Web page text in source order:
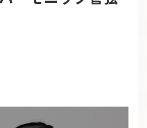
から 海の向こうの音楽家 Aからの眺望
ライブ配信スケジュール
や ら